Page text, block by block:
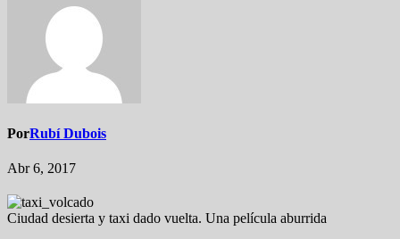
PorRubí Dubois
Abr 6, 2017
Ciudad desierta y taxi dado vuelta. Una película aburrida